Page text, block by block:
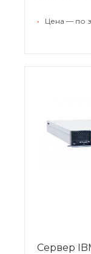
• Цена — по
Сервер